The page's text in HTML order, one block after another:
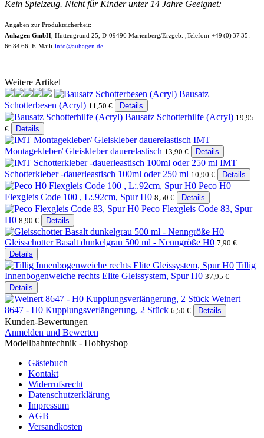
Kein Spielzeug. Nicht für Kinder unter 14 Jahre Geeignet:
Angaben zur Produktsicherheit:
Auhagen GmbH , Hüttengrund 25, D-09496 Marienberg/Erzgeb. ,Telefon: +49 (0) 37 35 .
66 84 66, E-Mail: info@auhagen.de
Weitere Artikel
Bausatz
Schotterbesen (Acryl) 11,50 € Details
Bausatz Schotterhilfe (Acryl) 19,95
€
Details
IMT
Montagekleber/ Gleiskleber dauerelastisch 13,90 € Details
IMT
Schotterkleber -dauerleastisch 100ml oder 250 ml 10,90 € Details
Peco H0
Flexgleis Code 100 , L:.92cm, Spur H0 8,50 € Details
Peco Flexgleis Code 83, Spur
H0 8,90 € Details
Gleisschotter Basalt dunkelgrau 500 ml - Nenngröße H0 7,90 €
Details
Tillig
Innenbogenweiche rechts Elite Gleissystem, Spur H0 37,95 €
Details
Weinert
8647 - H0 Kupplungsverlängerung, 2 Stück 6,50 € Details
Kunden-Bewertungen
Anmelden und Bewerten
Modellbahntechnik - Hobbyshop
Gästebuch
Kontakt
Widerrufsrecht
Datenschutzerklärung
Impressum
AGB
Versandkosten